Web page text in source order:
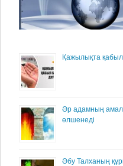
Қажылықта қабыл
Әр адамның
өлшенеді
Әбу Талханың